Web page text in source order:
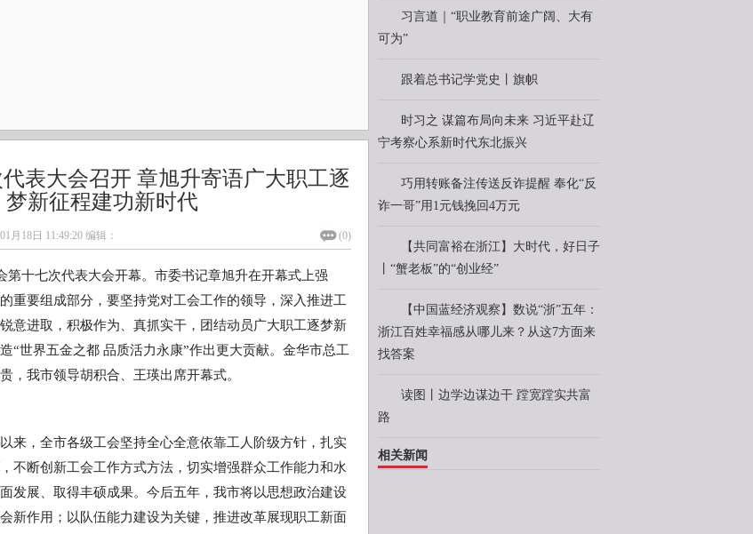
表大会召开 章旭升寄语广大职工逐
梦新征程建功新时代
月18日 11:49:20 编辑： (0)
第十七次代表大会开幕。市委书记章旭升在开幕式上强
重要组成部分，要坚持党对工会工作的领导，深入推进工
意进取，积极作为、真抓实干，团结动员广大职工逐梦新
“世界五金之都 品质活力永康”作出更大贡献。金华市总工
，我市领导胡积合、王瑛出席开幕式。
来，全市各级工会坚持全心全意依靠工人阶级方针，扎实
不断创新工会工作方式方法，切实增强群众工作能力和水
发展、取得丰硕成果。今后五年，我市将以思想政治建设
新作用；以队伍能力建设为关键，推进改革展现职工新面
习言道｜“职业教育前途广阔、大有
可为”
跟着总书记学党史丨旗帜
时习之 谋篇布局向未来 习近平赴辽
宁考察心系新时代东北振兴
巧用转账备注传送反诈提醒 奉化“反
诈一哥”用1元钱挽回4万元
【共同富裕在浙江】大时代，好日子
丨“蟹老板”的“创业经”
【中国蓝经济观察】数说“浙”五年：
浙江百姓幸福感从哪儿来？从这7方面来
找答案
读图丨边学边谋边干 蹚宽蹚实共富
路
相关新闻